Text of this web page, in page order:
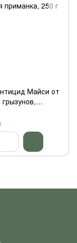
Майси от
приманка, 250 г